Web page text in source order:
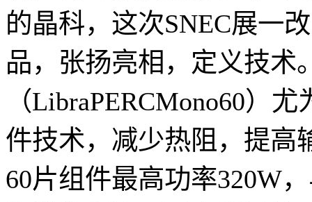
的晶科，这次SNEC展一
品，张扬亮相，定义技术
（LibraPERCMono60）
件技术，减少热阻，提高
60片组件最高功率320W